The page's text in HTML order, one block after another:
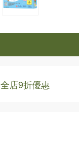
全店9折優惠